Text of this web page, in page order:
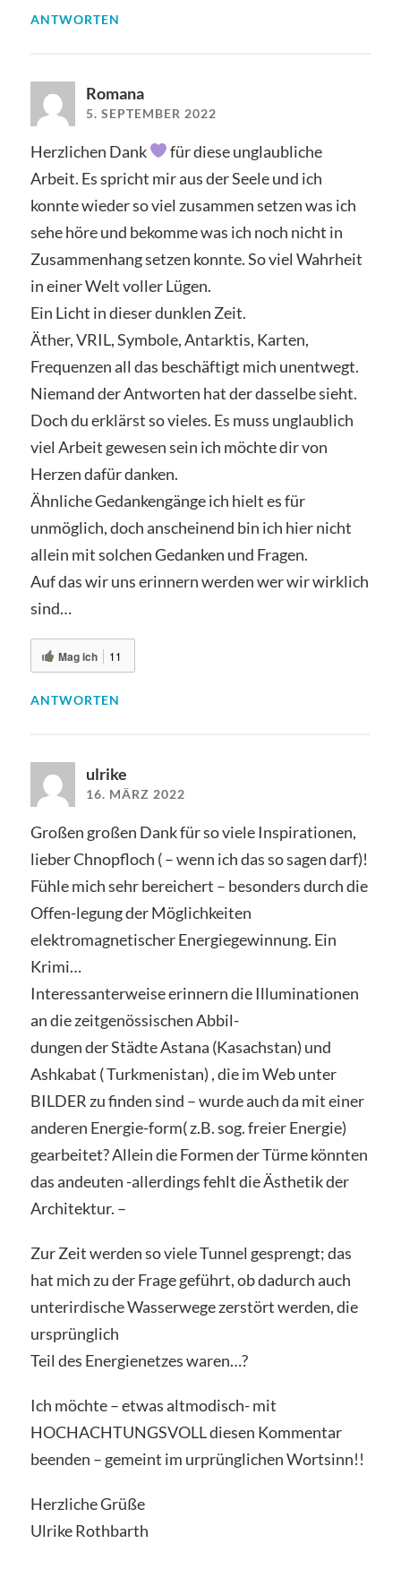
ANTWORTEN
Romana
5. SEPTEMBER 2022
Herzlichen Dank
für diese unglaubliche
Arbeit. Es spricht mir aus der Seele und ich
konnte wieder so viel zusammen setzen was ich
sehe höre und bekomme was ich noch nicht in
Zusammenhang setzen konnte. So viel Wahrheit
in einer Welt voller Lügen.
Ein Licht in dieser dunklen Zeit.
Äther, VRIL, Symbole, Antarktis, Karten,
Frequenzen all das beschäftigt mich unentwegt.
Niemand der Antworten hat der dasselbe sieht.
Doch du erklärst so vieles. Es muss unglaublich
viel Arbeit gewesen sein ich möchte dir von
Herzen dafür danken.
Ähnliche Gedankengänge ich hielt es für
unmöglich, doch anscheinend bin ich hier nicht
allein mit solchen Gedanken und Fragen.
Auf das wir uns erinnern werden wer wir wirklich
sind…
Mag ich 11
ANTWORTEN
ulrike
16. MÄRZ 2022
Großen großen Dank für so viele Inspirationen,
lieber Chnopfloch ( – wenn ich das so sagen darf)!
Fühle mich sehr bereichert – besonders durch die
Offen-legung der Möglichkeiten
elektromagnetischer Energiegewinnung. Ein
Krimi…
Interessanterweise erinnern die Illuminationen
an die zeitgenössischen Abbil-
dungen der Städte Astana (Kasachstan) und
Ashkabat ( Turkmenistan) , die im Web unter
BILDER zu finden sind – wurde auch da mit einer
anderen Energie-form( z.B. sog. freier Energie)
gearbeitet? Allein die Formen der Türme könnten
das andeuten -allerdings fehlt die Ästhetik der
Architektur. –
Zur Zeit werden so viele Tunnel gesprengt; das
hat mich zu der Frage geführt, ob dadurch auch
unterirdische Wasserwege zerstört werden, die
ursprünglich
Teil des Energienetzes waren…?
Ich möchte – etwas altmodisch- mit
HOCHACHTUNGSVOLL diesen Kommentar
beenden – gemeint im urprünglichen Wortsinn!!
Herzliche Grüße
Ulrike Rothbarth